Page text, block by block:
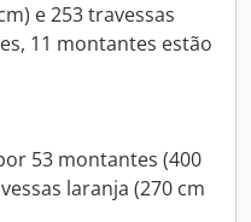
e 253 travessas
11 montantes estão
53 montantes (400
laranja (270 cm